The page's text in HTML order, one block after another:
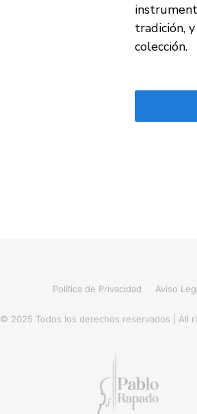
tradición,
colección.
Política de Privacidad Aviso
© 2025 Todos los derechos reservados | All